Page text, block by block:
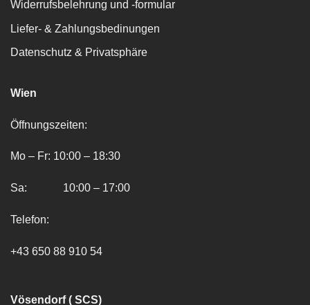
Widerrufsbelehrung und -formular
Liefer- & Zahlungsbedinungen
Datenschutz & Privatsphäre
Wien
Öffnungszeiten:
Mo – Fr: 10:00 – 18:30
Sa: 10:00 – 17:00
Telefon:
+43 650 88 910 54
Vösendorf ( SCS)